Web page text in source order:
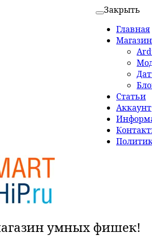
Закрыть
Главная
Магазин
Статьи
Аккаунт
умных фишек!